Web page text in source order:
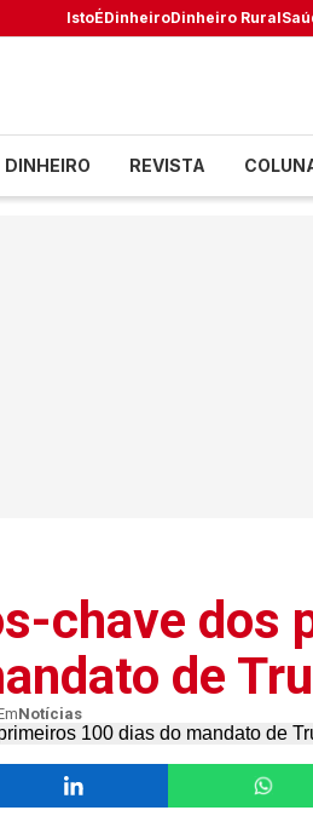
IstoÉDinheiroDinheiro Rural
DINHEIRO REVISTA
chave dos
de
Notícias